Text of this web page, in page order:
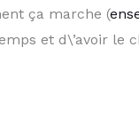
ça marche (
et d\’avoir le